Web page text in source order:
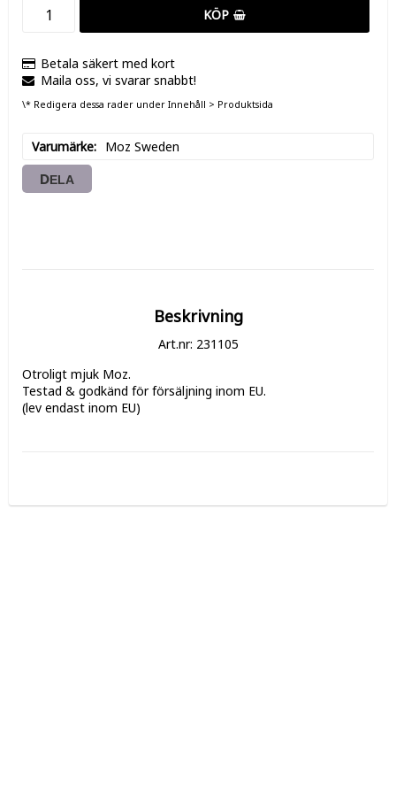
KÖP
Betala säkert med kort
Maila oss, vi svarar snabbt!
\* Redigera dessa rader under Innehåll > Produktsida
Varumärke Moz Sweden
DELA
Beskrivning
Art.nr: 231105
Otroligt mjuk Moz.
Testad & godkänd för försäljning inom EU.
(lev endast inom EU)